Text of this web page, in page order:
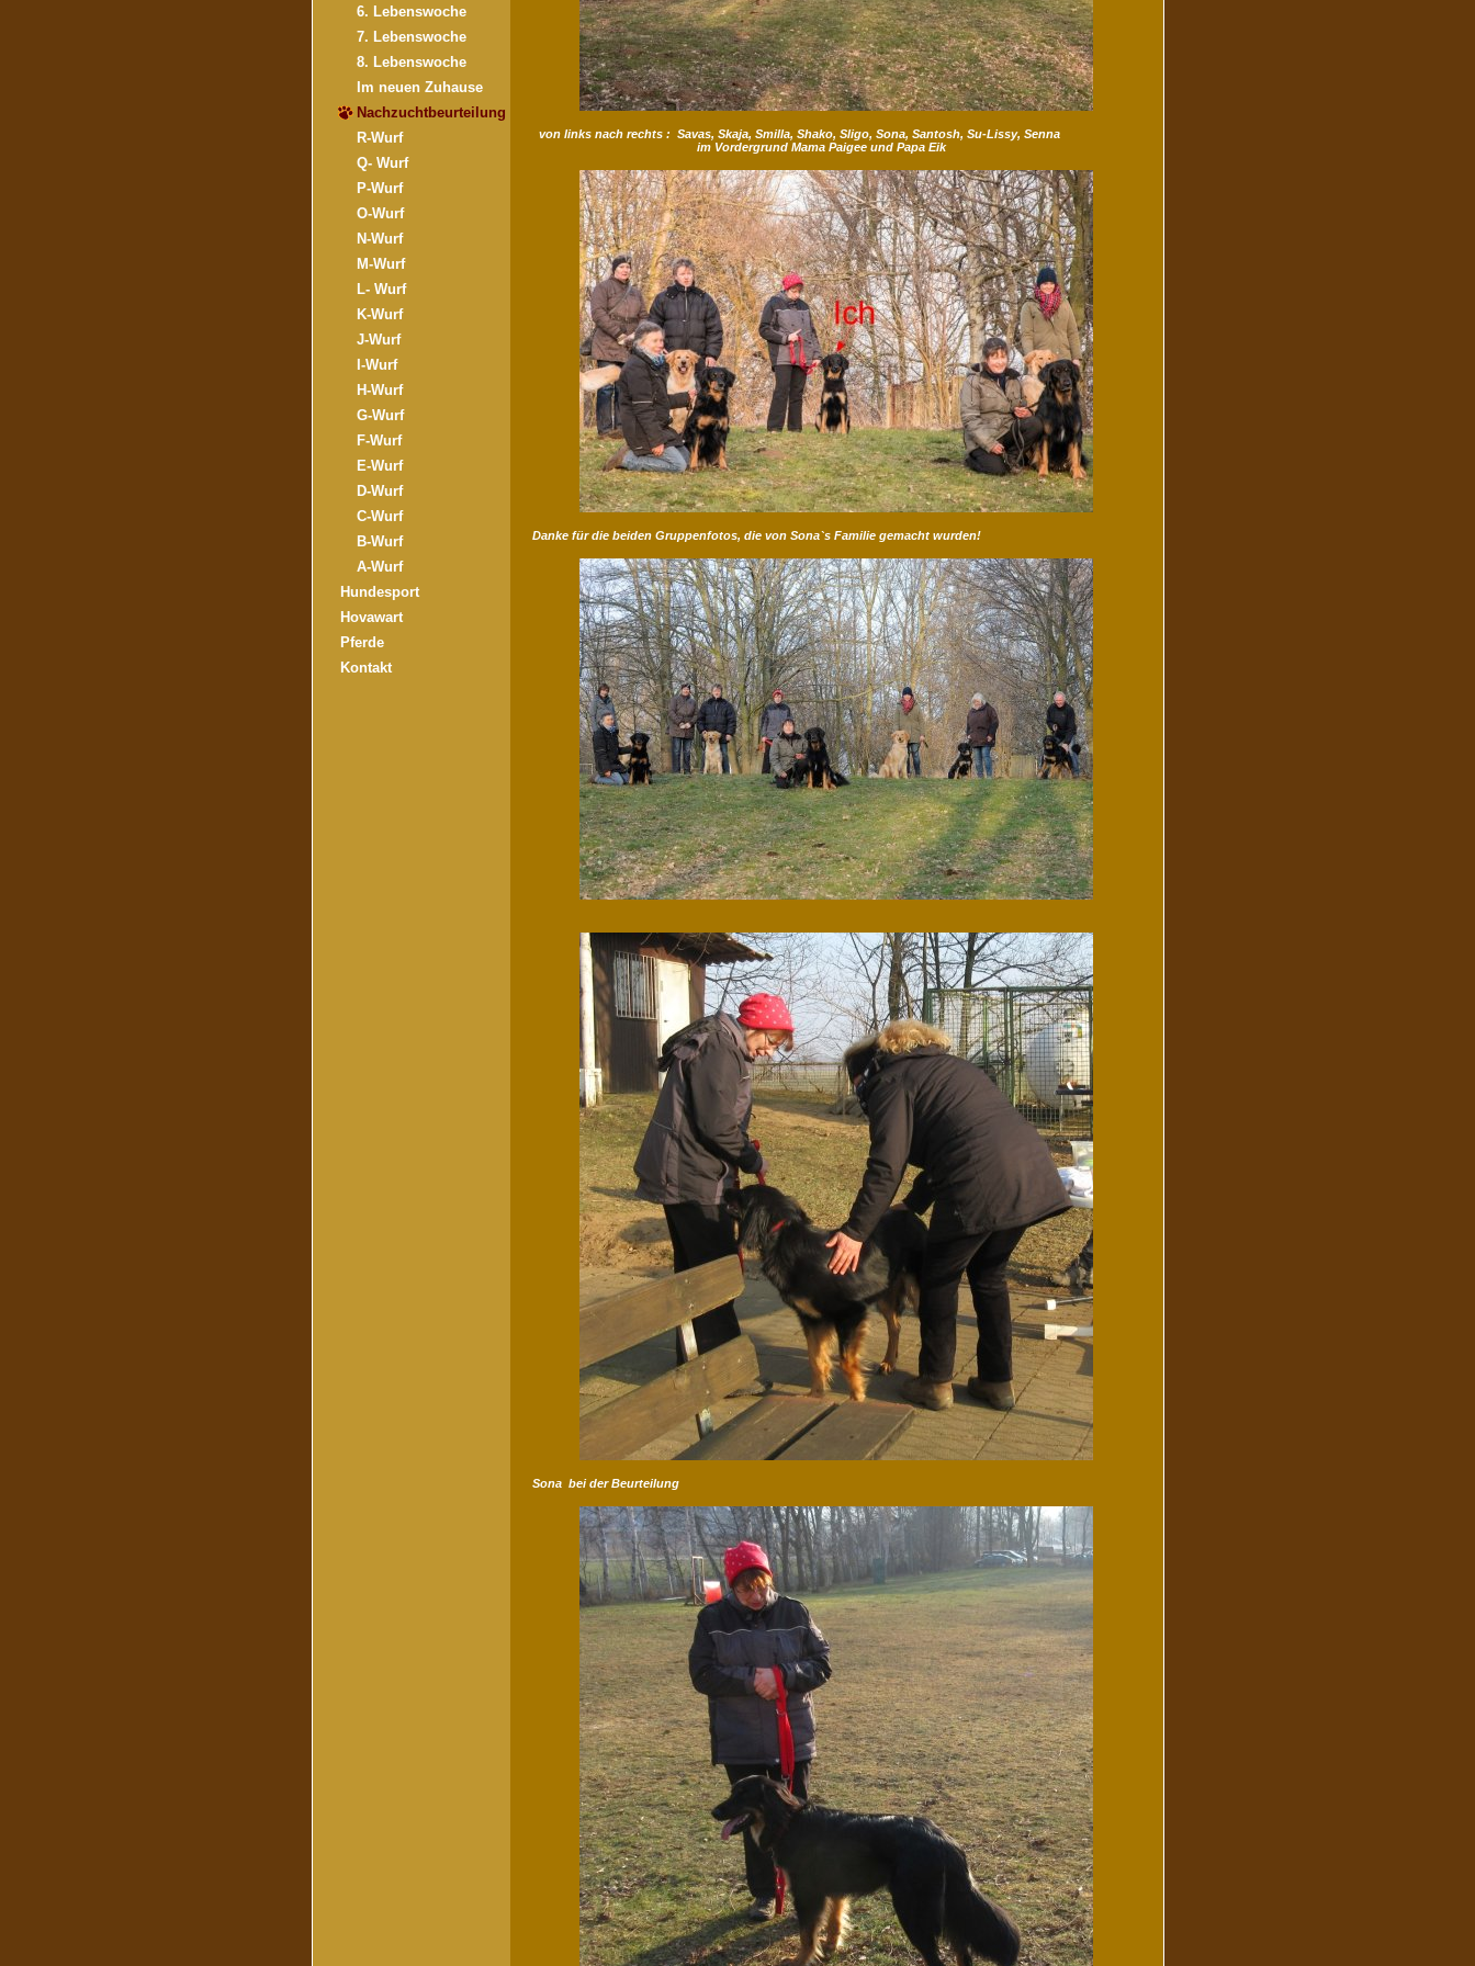
6. Lebenswoche
7. Lebenswoche
8. Lebenswoche
Im neuen Zuhause
Nachzuchtbeurteilung
R-Wurf
Q- Wurf
P-Wurf
O-Wurf
N-Wurf
M-Wurf
L- Wurf
K-Wurf
J-Wurf
I-Wurf
H-Wurf
G-Wurf
F-Wurf
E-Wurf
D-Wurf
C-Wurf
B-Wurf
A-Wurf
Hundesport
Hovawart
Pferde
Kontakt
von links nach rechts : Savas, Skaja, Smilla, Shako, Sligo, Sona, Santosh, Su-Lissy, Senna
im Vordergrund Mama Paigee und Papa Eik
Danke für die beiden Gruppenfotos, die von Sona`s Familie gemacht wurden!
Sona bei der Beurteilung